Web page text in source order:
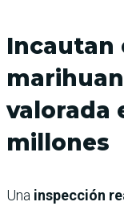
Incautan
valorada
millones
Una inspección